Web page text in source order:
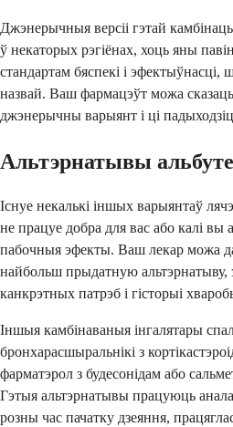
Джэнерычныя версіі гэтай
ў некаторых рэгіёнах, хоць яны
стандартам бяспекі і эфектыўнасці,
назвай. Ваш фармацэўт можа
джэнерычны варыянт і ці
Альтэрнатывы
Існуе некалькі іншых варыянтаў
не працуе добра для вас або калі
пабочныя эфекты. Ваш лекар можа
найбольш прыдатную
канкрэтных патрэб і гісторыі
Іншыя камбінаваныя інгалятары
бронхарасшыральнікі з
фарматэрол з будесонідам або
Гэтыя альтэрнатывы працуюць
розны час пачатку дзеяння,